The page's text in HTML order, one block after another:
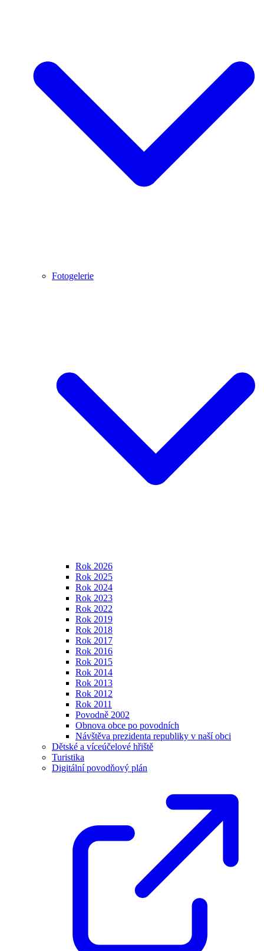
Fotogelerie
Rok 2026
Rok 2025
Rok 2024
Rok 2023
Rok 2022
Rok 2019
Rok 2018
Rok 2017
Rok 2016
Rok 2015
Rok 2014
Rok 2013
Rok 2012
Rok 2011
Povodně 2002
Obnova obce po povodních
Návštěva prezidenta republiky v naší obci
Dětské a víceúčelové hřiště
Turistika
Digitální povodňový plán